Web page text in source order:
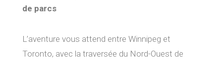
de parcs
L’aventure vous attend entre Winnipeg et
Toronto, avec la traversée du Nord-Ouest de